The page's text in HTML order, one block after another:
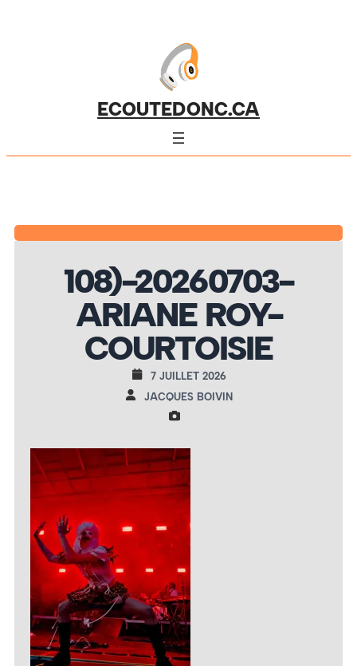
ECOUTEDONC.CA
108)-20260703-
ARIANE ROY-
COURTOISIE
7 JUILLET 2026
JACQUES BOIVIN